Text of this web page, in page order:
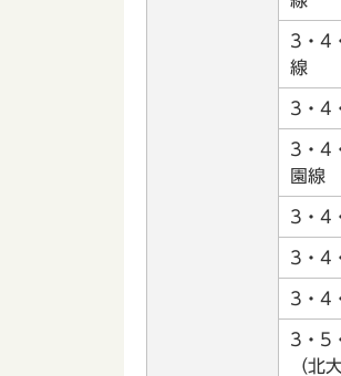
3・4
線
3・4
3・4
園線
3・4
3・4
3・4
3・5
（北